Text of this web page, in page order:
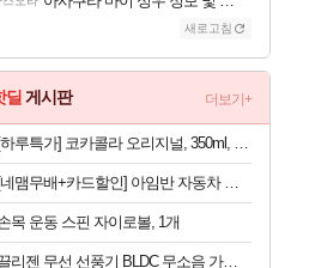
새로고침
딜 게시판 더보기+
[하루특가] 코카콜라 오리지널, 350ml, 24개
[네맴무배+카드할인] 아임반 자동차 리본 허리쿠션 3세대 차량용 등받이 시트 요추 등쿠션
목 운동 스핀 자이로볼, 1개
끌리젠 무선 선풍기 BLDC 무소음 가정용 스탠드형